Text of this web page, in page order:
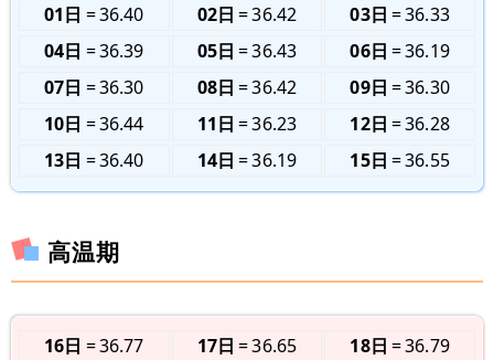
01日 36.40 02日 36.42 03日
36.33
04日
36.39 05日 36.43 06日
36.19
07日
36.30 08日 36.42 09日
36.30
10日
36.44 11日 36.23 12日
36.28
13日
36.40 14日 36.19 15日 36.55
高温期
16日 36.77 17日 36.65 18日
36.79